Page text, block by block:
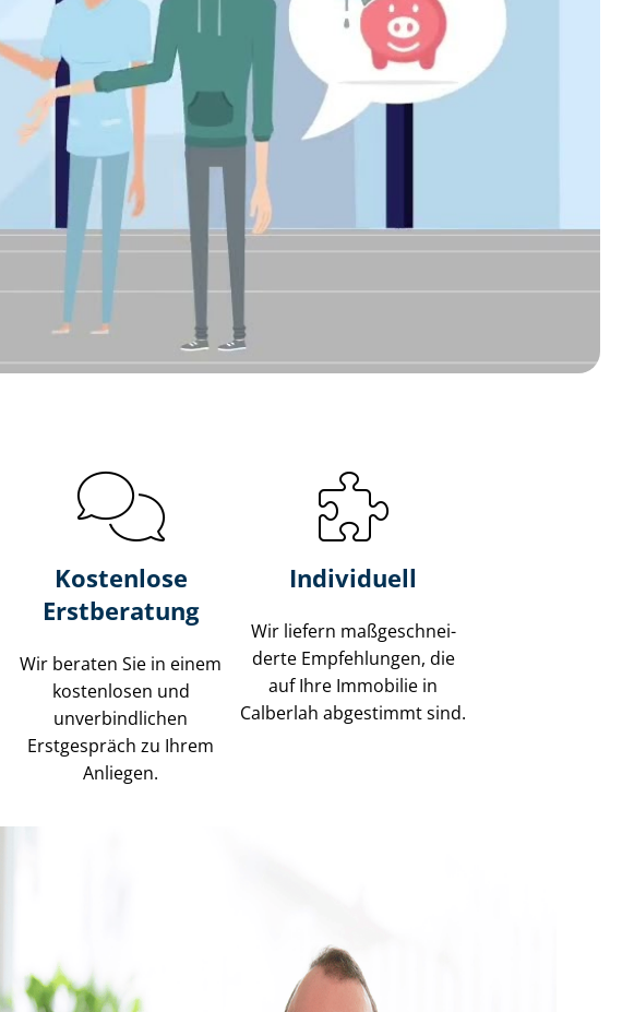
Kostenlose
Erstberatung
Wir beraten Sie in einem
kostenlosen und
unverbindlichen
Erstgespräch zu Ihrem
Anliegen.
Individuell
Wir liefern maß­ge­schnei­
der­te Empfehlungen, die
auf Ihre Immobilie in
Calberlah abgestimmt sind.